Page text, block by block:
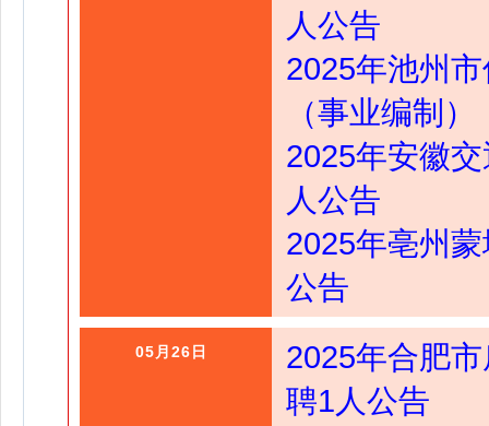
人公告
2025年池州
（事业编制）
2025年安徽
人公告
2025年亳州
公告
05月26日
2025年合肥
聘1人公告